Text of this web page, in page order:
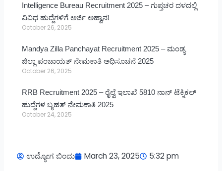
Intelligence Bureau Recruitment 2025 – ಗುಪ್ತಚರ ದಳದಲ್ಲಿ
ವಿವಿಧ ಹುದ್ದೆಗಳಿಗೆ ಅರ್ಜಿ ಅಹ್ವಾನ!
October 26, 2025
Mandya Zilla Panchayat Recruitment 2025 – ಮಂಡ್ಯ
ಜಿಲ್ಲಾ ಪಂಚಾಯತ್ ನೇಮಕಾತಿ ಅಧಿಸೂಚನೆ 2025
October 26, 2025
RRB Recruitment 2025 – ರೈಲ್ವೆ ಇಲಾಖೆ 5810 ನಾನ್ ಟೆಕ್ನಿಕಲ್
ಹುದ್ದೆಗಳ ಬೃಹತ್ ನೇಮಕಾತಿ 2025
October 24, 2025
ಉದ್ಯೋಗ ಬಿಂದು March 23, 2025 5:32 pm